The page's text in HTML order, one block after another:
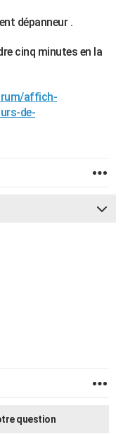
dépanneur .
cinq minutes en la
affich-
de-
question